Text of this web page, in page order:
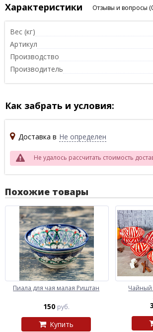
Характеристики Отзывы и вопросы
Вес (кг)
Артикул
Производство
Производитель
Как забрать и условия:
Доставка в Не определен
Не удалось рассчитать стоимость
Похожие товары
Пиала для чая малая Риштан
150 руб.
Купить
Чайный